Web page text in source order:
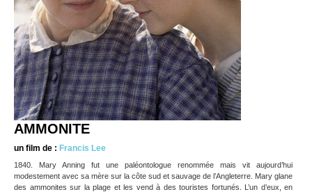
AMMONITE
un film de : Francis Lee
1840. Mary Anning fut une paléontologue renommée mais vit aujourd’hui
modestement avec sa mère sur la côte sud et sauvage de l’Angleterre. Mary glane
des ammonites sur la plage et les vend à des touristes fortunés. L’un d’eux, en